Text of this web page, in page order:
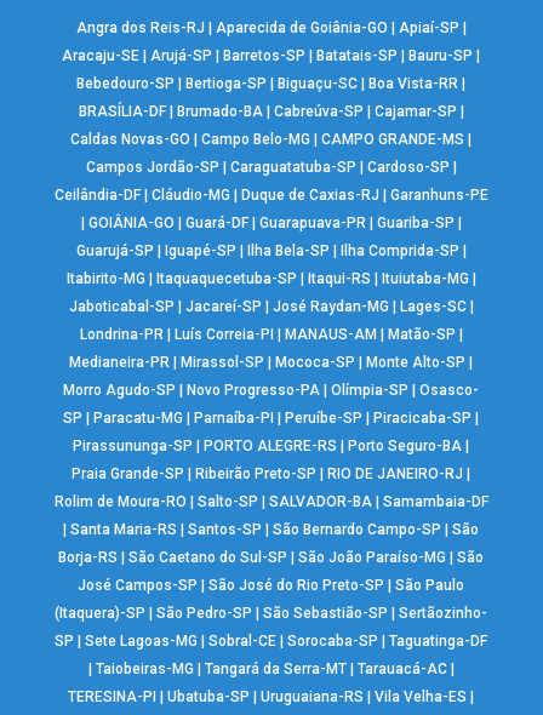
Angra dos Reis-RJ Aparecida de Goiânia-GO Apiaí-SP
Aracaju-SE |Arujá-SP Barretos-SP Batatais-SP Bauru-SP
Bebedouro-SP
Bertioga-SP Biguaçu-SC Boa Vista-RR
BRASÍLIA-DF| Brumado-BA| Cabreúva-SP Cajamar-SP
Caldas Novas-GO
|Campo Belo-MG |CAMPO GRANDE-MS
Campos Jordão-SP
Caraguatatuba-SP Cardoso-SP
Ceilândia-DF| Cláudio-MG Duque de Caxias-RJ
Garanhuns-PE
GOIÂNIA-GO Guará-DF| Guarapuava-PR| Guariba-SP
Guarujá-SP
Iguapé-SP Ilha Bela-SP Ilha Comprida-SP
Itabirito-MG
Itaquaquecetuba-SP Itaqui-RS Ituiutaba-MG
Jaboticabal-SP
Jacareí-SP José Raydan-MG Lages-SC|
Londrina-PR| Luís Correia-PI MANAUS-AM Matão-SP
Medianeira-PR
Mirassol-SP Mococa-SP Monte Alto-SP
Morro Agudo-SP
Novo Progresso-PA |Olímpia-SP |Osasco-
SP
Paracatu-MG Parnaíba-PI Peruíbe-SP Piracicaba-SP
Pirassununga-SP
PORTO ALEGRE-RS Porto Seguro-BA
Praia Grande-SP
Ribeirão Preto-SP RIO DE JANEIRO-RJ
Rolim de Moura-RO
Salto-SP SALVADOR-BA| Samambaia-DF
|Santa Maria-RS |Santos-SP |São Bernardo Campo-SP |São
Borja-RS
|São Caetano do Sul-SP |São João Paraíso-MG |São
José Campos-SP
|São José do Rio Preto-SP |São Paulo
(Itaquera)-SP
|São Pedro-SP |São Sebastião-SP |Sertãozinho-
SP
|Sete Lagoas-MG |Sobral-CE |Sorocaba-SP |Taguatinga-DF
Taiobeiras-MG Tangará da Serra-MT| Tarauacá-AC|
TERESINA-PI
|Ubatuba-SP |Uruguaiana-RS |Vila Velha-ES